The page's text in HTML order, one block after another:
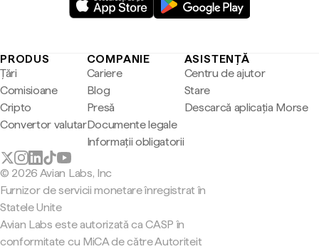
PRODUS
Țări
Comisioane
Cripto
Convertor valutar
COMPANIE
Cariere
Blog
Presă
Documente legale
Informații obligatorii
ASISTENȚĂ
Centru de ajutor
Stare
Descarcă aplicația Morse
© 2026 Avian Labs, Inc
Furnizor de servicii monetare înregistrat în
Statele Unite
Avian Labs este autorizată ca CASP în
conformitate cu MiCA de către Autoriteit